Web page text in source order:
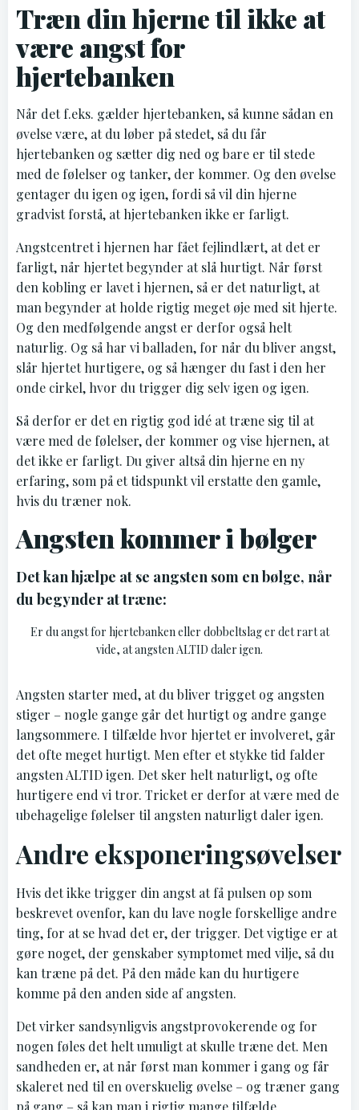
Træn din hjerne til ikke at
være angst for
hjertebanken
Når det f.eks. gælder hjertebanken, så kunne sådan en
øvelse være, at du løber på stedet, så du får
hjertebanken og sætter dig ned og bare er til stede
med de følelser og tanker, der kommer. Og den øvelse
gentager du igen og igen, fordi så vil din hjerne
gradvist forstå, at hjertebanken ikke er farligt.
Angstcentret i hjernen har fået fejlindlært, at det er
farligt, når hjertet begynder at slå hurtigt. Når først
den kobling er lavet i hjernen, så er det naturligt, at
man begynder at holde rigtig meget øje med sit hjerte.
Og den medfølgende angst er derfor også helt
naturlig. Og så har vi balladen, for når du bliver angst,
slår hjertet hurtigere, og så hænger du fast i den her
onde cirkel, hvor du trigger dig selv igen og igen.
Så derfor er det en rigtig god idé at træne sig til at
være med de følelser, der kommer og vise hjernen, at
det ikke er farligt. Du giver altså din hjerne en ny
erfaring, som på et tidspunkt vil erstatte den gamle,
hvis du træner nok.
Angsten kommer i bølger
Det kan hjælpe at se angsten som en bølge, når
du begynder at træne:
Er du angst for hjertebanken eller dobbeltslag er det rart at
vide, at angsten ALTID daler igen.
Angsten starter med, at du bliver trigget og angsten
stiger – nogle gange går det hurtigt og andre gange
langsommere. I tilfælde hvor hjertet er involveret, går
det ofte meget hurtigt. Men efter et stykke tid falder
angsten ALTID igen. Det sker helt naturligt, og ofte
hurtigere end vi tror. Tricket er derfor at være med de
ubehagelige følelser til angsten naturligt daler igen.
Andre eksponeringsøvelser
Hvis det ikke trigger din angst at få pulsen op som
beskrevet ovenfor, kan du lave nogle forskellige andre
ting, for at se hvad det er, der trigger. Det vigtige er at
gøre noget, der genskaber symptomet med vilje, så du
kan træne på det. På den måde kan du hurtigere
komme på den anden side af angsten.
Det virker sandsynligvis angstprovokerende og for
nogen føles det helt umuligt at skulle træne det. Men
sandheden er, at når først man kommer i gang og får
skaleret ned til en overskuelig øvelse – og træner gang
på gang – så kan man i rigtig mange tilfælde